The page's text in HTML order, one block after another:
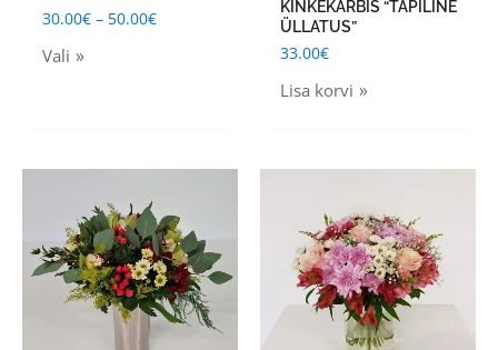
30.00€ – 50.00€
Vali
chosen
on
KINKEKARBIS “TÄPILINE
ÜLLATUS”
33.00€
Lisa korvi
33.00€
through
53.00€
product
has
multiple
variants.
33.00€
through
48.00€
product
has
multiple
variants.
The